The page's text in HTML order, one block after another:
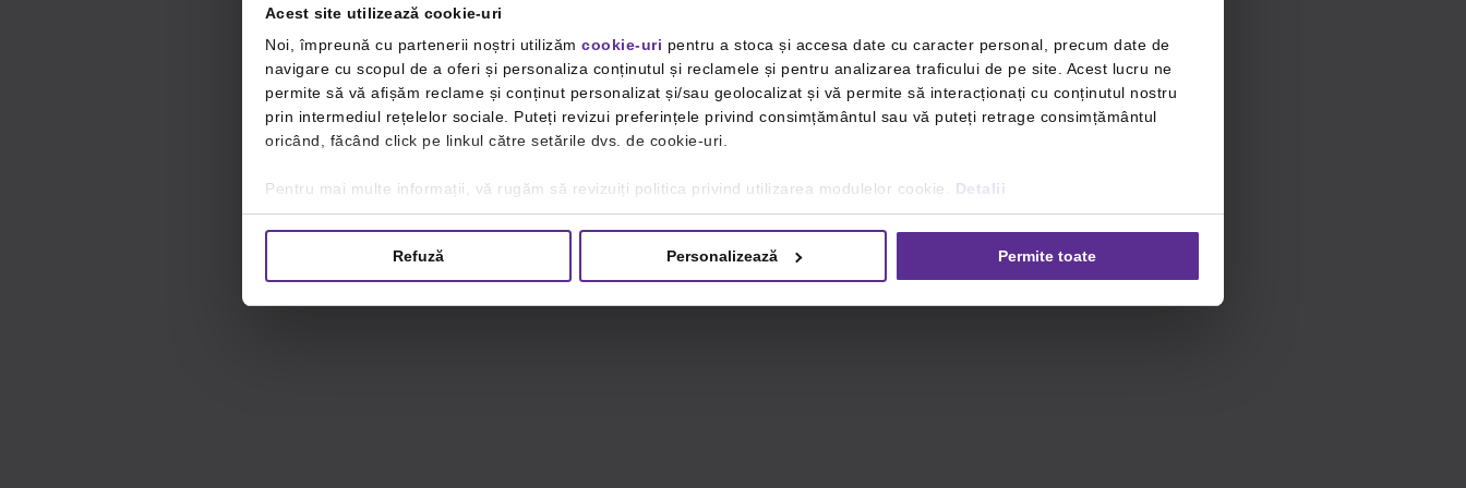
Acest site utilizează cookie-uri
Noi, împreună cu partenerii noștri utilizăm cookie-uri pentru a stoca și accesa date cu caracter personal, precum date de
navigare cu scopul de a oferi și personaliza conținutul și reclamele și pentru analizarea traficului de pe site. Acest lucru ne
permite să vă afișăm reclame și conținut personalizat și/sau geolocalizat și vă permite să interacționați cu conținutul nostru
prin intermediul rețelelor sociale. Puteți revizui preferințele privind consimțământul sau vă puteți retrage consimțământul
oricând, făcând click pe linkul către setările dvs. de cookie-uri.
Pentru mai multe informații, vă rugăm să revizuiți politica privind utilizarea modulelor cookie. Detalii
Refuză Personalizează Permite toate